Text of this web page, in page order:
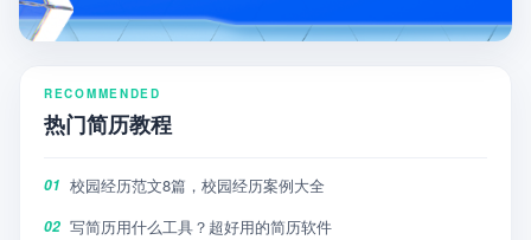
RECOMMENDED
热门简历教程
01 校园经历范文8篇，校园经历案例大全
02 写简历用什么工具？超好用的简历软件